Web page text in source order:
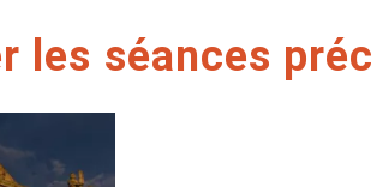
les séances